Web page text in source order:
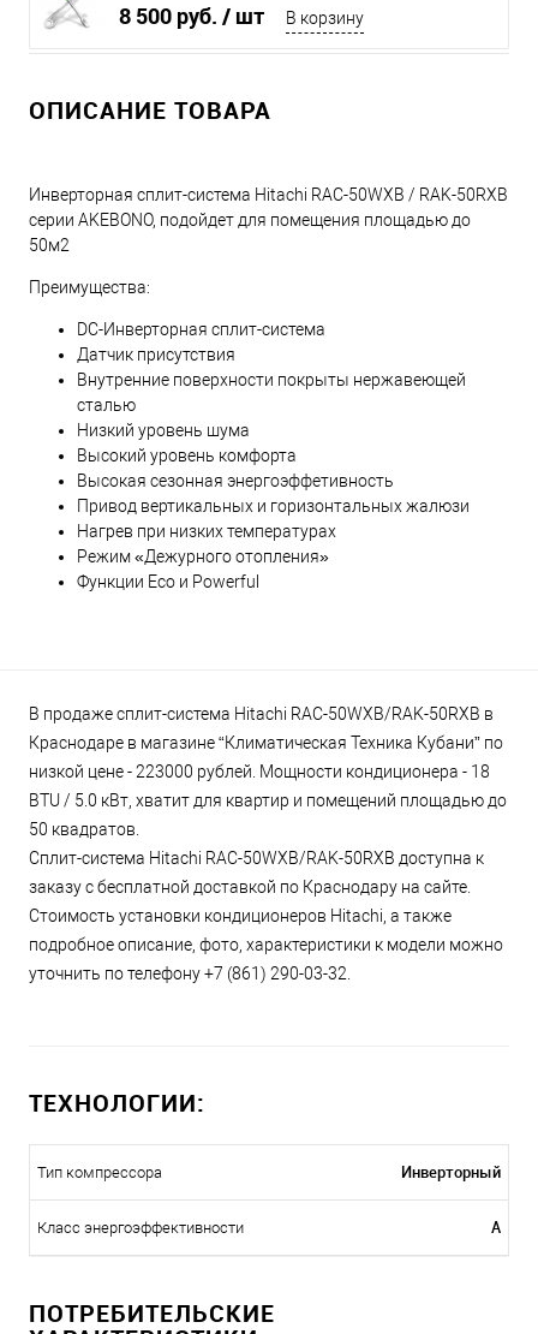
8 500 руб. / шт В корзину
ОПИСАНИЕ ТОВАРА
Инверторная сплит-система Hitachi RAC-50WXB / RAK-50RXB
серии AKEBONO, подойдет для помещения площадью до
50м2
Преимущества:
DC-Инверторная сплит-система
Датчик присутствия
Внутренние поверхности покрыты нержавеющей
сталью
Низкий уровень шума
Высокий уровень комфорта
Высокая сезонная энергоэффетивность
Привод вертикальных и горизонтальных жалюзи
Нагрев при низких температурах
Режим «Дежурного отопления»
Функции Eco и Powerful
В продаже сплит-система Hitachi RAC-50WXB/RAK-50RXB в
Краснодаре в магазине “Климатическая Техника Кубани” по
низкой цене - 223000 рублей. Мощности кондиционера - 18
BTU / 5.0 кВт, хватит для квартир и помещений площадью до
50 квадратов.
Сплит-система Hitachi RAC-50WXB/RAK-50RXB доступна к
заказу с бесплатной доставкой по Краснодару на сайте.
Стоимость установки кондиционеров Hitachi, а также
подробное описание, фото, характеристики к модели можно
уточнить по телефону +7 (861) 290-03-32.
ТЕХНОЛОГИИ:
Тип компрессора Инверторный
Класс энергоэффективности A
ПОТРЕБИТЕЛЬСКИЕ